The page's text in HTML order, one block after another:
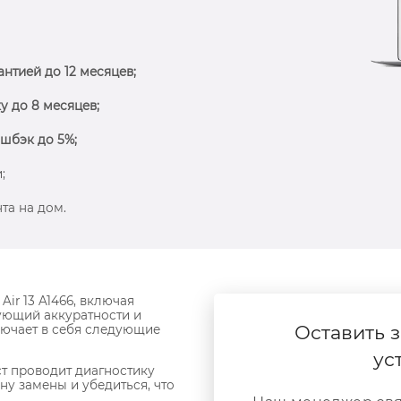
до 12 месяцев;
до 8 месяцев;
до 5%;
на дом.
13 A1466, включая
аккуратности и
в себя следующие
проводит диагностику
замены и убедиться, что
Оставить